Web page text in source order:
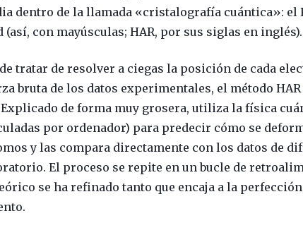
dentro de la llamada «cristalografía cuántica»: el
con mayúsculas; HAR, por sus siglas en inglés).
tratar de resolver a ciegas la posición de cada
bruta de los datos experimentales, el método
de forma muy grosera, utiliza la física
por ordenador) para predecir cómo se
y las compara directamente con los datos de
El proceso se repite en un bucle de
se ha refinado tanto que encaja a la